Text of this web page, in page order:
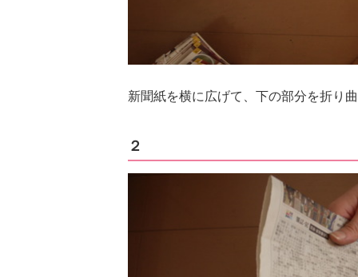
新聞紙を横に広げて、下の部分を折り
２